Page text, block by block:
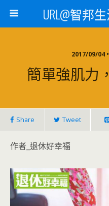
URL@智邦
2017/09/04
簡單強肌力
Share Tweet
作者_退休好幸福